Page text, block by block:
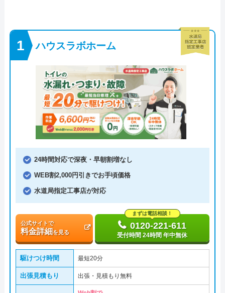
ハウスラボホーム
24時間対応で深夜・早朝割増なし
WEB割2,000円引きでお手頃価格
水道局指定工事店が対応
公式サイトで
料金詳細を見る
まずは電話相談！
0120-221-611
受付時間 24時間 年中無休
駆けつけ時間 最短20分
出張見積もり 出張・見積もり無料